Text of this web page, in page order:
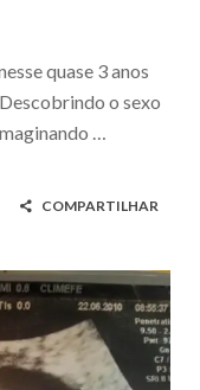
quase 3 anos
o sexo
…
COMPARTILHAR